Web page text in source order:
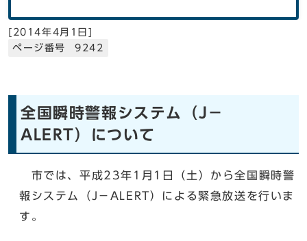
[ 2014年4月1日]
ページ番号 9242
全国瞬時警報システム（J－
ALERT）について
市では、平成23年1月1日（土）から全国瞬時警
報システム（J－ALERT）による緊急放送を行いま
す。